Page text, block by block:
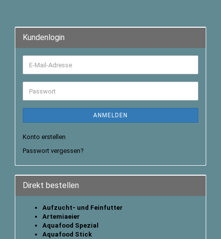
Kundenlogin
ANMELDEN
Konto erstellen
Passwort vergessen?
Direkt bestellen
Aufzucht- und Feinfutter
Artemiaeier
Aquafood Spezial
Aquafood Stick